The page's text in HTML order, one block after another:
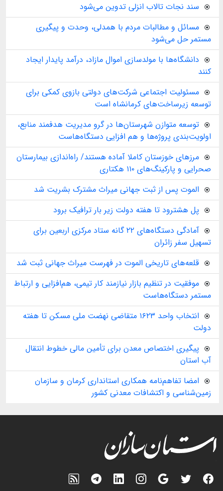
سند نجات تالاب انزلی تدوین می‌شود
مسائل و مطالبات مردم با همدلی، وحدت و پیگیری
مستمر حل می‌شود
دانشگاه‌ها با مولدسازی اموال مازاد، درآمد پایدار ایجاد
کنند
مسئولیت اجتماعی شرکت‌های دولتی بازوی کمکی برای
توسعه زیرساخت‌های کرمانشاه است
توسعه متوازن شهرستان‌ها در گرو مدیریت هدفمند منابع،
اولویت‌بندی پروژه‌ها و هم افزایی دستگاه‌هاست
مرزهای خوزستان کاملا آماده هستند/ راه‌اندازی بیمارستان
صحرایی و پارکینگ‌های ۱۱۰ هکتاری
الموت پس از ثبت جهانی میراث مشترک بشریت شد
پل هشترود تا هفته دولت زیر بار ترافیک برود
آمادگی دستگاه‌های ۲۲ گانه ستاد مرکزی اربعین برای
تسهیل سفر زائران
قلعه‌های تاریخی الموت در فهرست میراث جهانی ثبت شد
موفقیت در تنظیم بازار نیازمند کار تیمی، هم‌افزایی و ارتباط
مستمر دستگاه‌هاست
انتخاب واحد ۱۶۲۳ متقاضی نهضت ملی مسکن تا هفته
دولت
پیگیری اختصاص معدن برای تأمین مالی خطوط انتقال
آب استان
امضا تفاهم‌نامه همکاری استانداری کرمان و سازمان
زمین‌شناسی و اکتشافات معدنی کشور